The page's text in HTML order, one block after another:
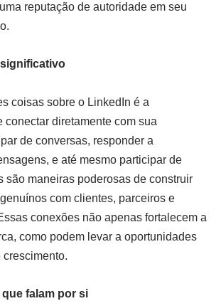
reputação de autoridade em seu
coisas sobre o LinkedIn é a
conectar diretamente com sua
de conversas, responder a
e até mesmo participar de
são maneiras poderosas de construir
com clientes, parceiros e
conexões não apenas fortalecem a
como podem levar a oportunidades
falam por si